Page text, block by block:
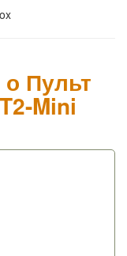
Пульт
Mini